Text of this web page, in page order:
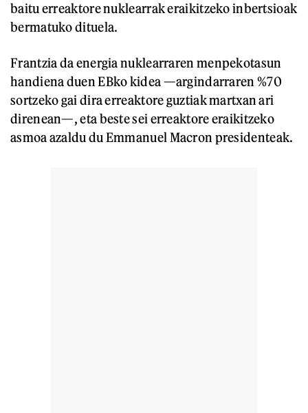
baitu erreaktore nuklearrak eraikitzeko inbertsioak
bermatuko dituela.
Frantzia da energia nuklearraren menpekotasun
handiena duen EBko kidea —argindarraren %70
sortzeko gai dira erreaktore guztiak martxan ari
direnean—, eta beste sei erreaktore eraikitzeko
asmoa azaldu du Emmanuel Macron presidenteak.